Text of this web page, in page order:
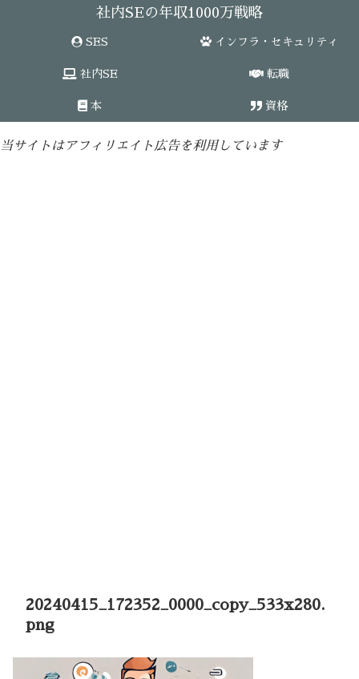
社内SEの年収1000万戦略
SES インフラ・セキュリティ
社内SE 転職
本 資格
当サイトはアフィリエイト広告を利用しています
20240415_172352_0000_copy_533x280.
png